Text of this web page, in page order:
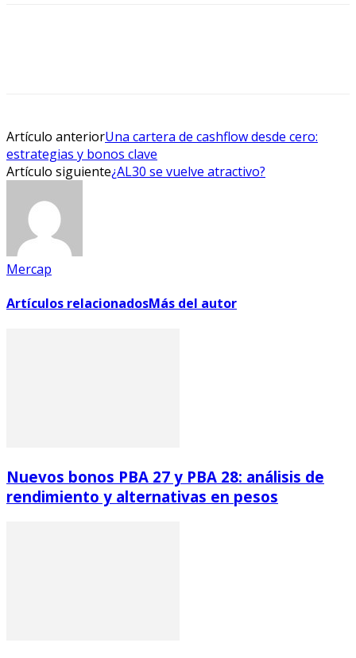
Artículo anteriorUna cartera de cashflow desde cero:
estrategias y bonos clave
Artículo siguiente¿AL30 se vuelve atractivo?
Mercap
Artículos relacionadosMás del autor
Nuevos bonos PBA 27 y PBA 28: análisis de
rendimiento y alternativas en pesos